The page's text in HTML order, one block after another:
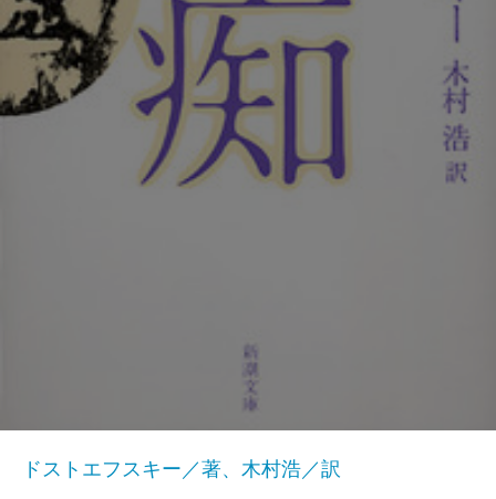
ドストエフスキー／著、木村浩／訳